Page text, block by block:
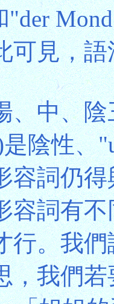
"der
可見，
、中、
陰性、
容詞仍
容詞有
行。我
，我們